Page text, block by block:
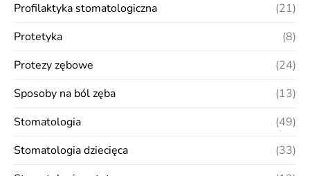
Profilaktyka stomatologiczna
(21)
Protetyka
(8)
Protezy zębowe
(24)
Sposoby na ból zęba
(13)
Stomatologia
(49)
Stomatologia dziecięca
(33)